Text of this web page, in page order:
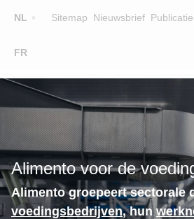
NL
FR
Sitemap Nieuwsbrief
Main
navigation
OPLEIDINGEN
LESGEVERS
WIE ZIJN WE
TEAM
CONTACT
Alimento voor de
Alimento groepeert sectorale
voedingsbedrijven, hun